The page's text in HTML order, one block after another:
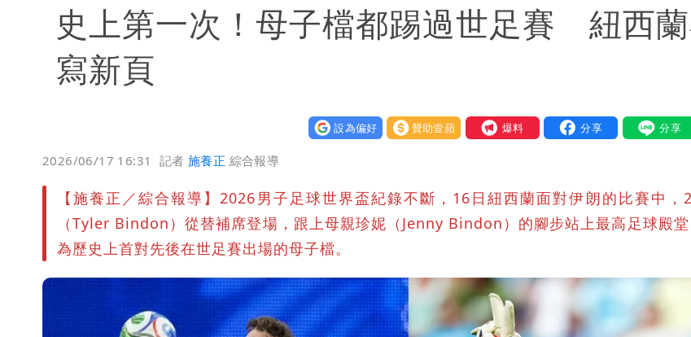
史上第一次！母子檔都踢過世足賽 紐西
寫新頁
設為偏好 贊助壹蘋 我要爆料
2026/06/17 16:31 記者施養正 綜合報導
【施養正／綜合報導】2026男子足球世界盃紀錄不斷，16日紐西蘭面對伊朗的比賽中，
（Tyler Bindon）從替補席登場，跟上母親珍妮（Jenny Bindon）的腳步站上最高足球殿
為歷史上首對先後在世足賽出場的母子檔。